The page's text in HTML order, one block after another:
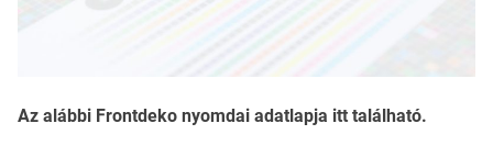
Az alábbi Frontdeko nyomdai adatlapja itt található.